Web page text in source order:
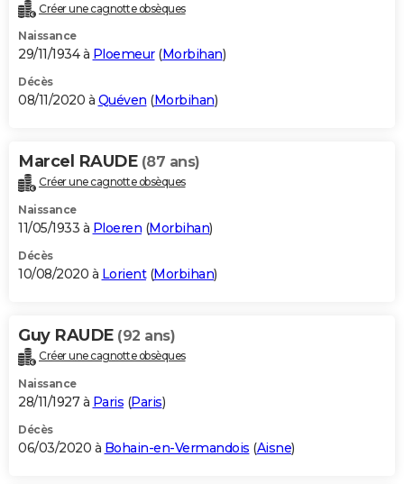
Créer une cagnotte obsèques
Naissance
29/11/1934 à Ploemeur(Morbihan)
Décès
08/11/2020 à Quéven (Morbihan)
Marcel RAUDE (87 ans)
Créer une cagnotte obsèques
Naissance
11/05/1933 à Ploeren (Morbihan)
Décès
10/08/2020 à Lorient(Morbihan)
Guy RAUDE (92 ans)
Créer une cagnotte obsèques
Naissance
28/11/1927 à Paris (Paris)
Décès
06/03/2020 à Bohain-en-Vermandois (Aisne)